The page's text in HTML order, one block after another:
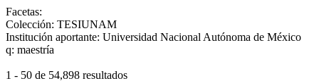
Facetas:
Colección: TESIUNAM
Institución aportante: Universidad Nacional Autónoma de México
q: maestría
1 - 50 de 54,898 resultados